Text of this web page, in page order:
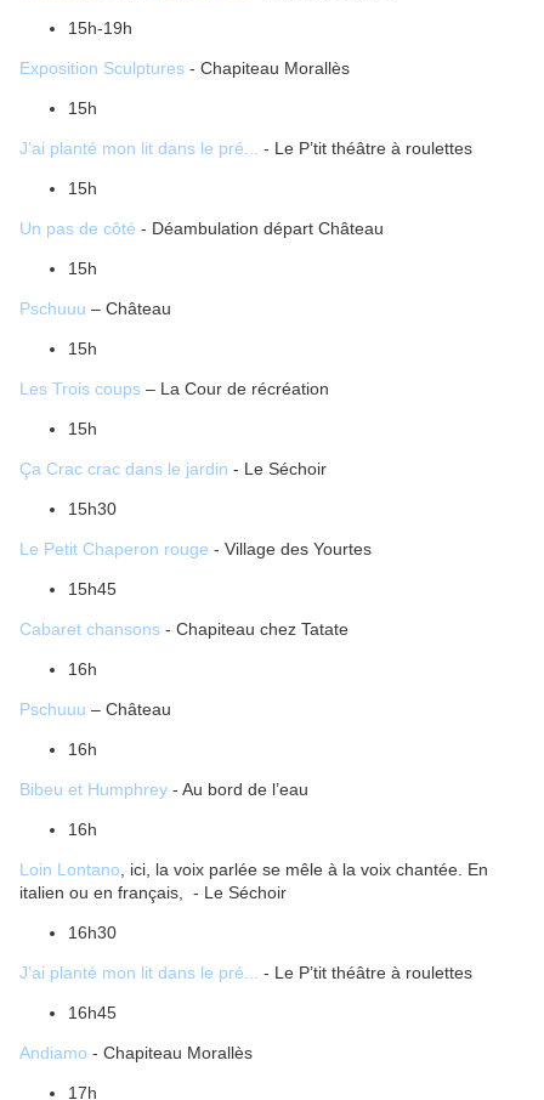
15h-19h
Exposition Sculptures - Chapiteau Morallès
15h
J’ai planté mon lit dans le pré... - Le P’tit théâtre à roulettes
15h
Un pas de côté - Déambulation départ Château
15h
Pschuuu – Château
15h
Les Trois coups – La Cour de récréation
15h
Ça Crac crac dans le jardin - Le Séchoir
15h30
Le Petit Chaperon rouge - Village des Yourtes
15h45
Cabaret chansons - Chapiteau chez Tatate
16h
Pschuuu – Château
16h
Bibeu et Humphrey - Au bord de l’eau
16h
Loin Lontano , ici, la voix parlée se mêle à la voix chantée. En
italien ou en français, - Le Séchoir
16h30
J’ai planté mon lit dans le pré... - Le P’tit théâtre à roulettes
16h45
Andiamo - Chapiteau Morallès
17h